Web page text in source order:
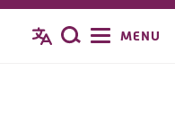
Zoeken
MENU